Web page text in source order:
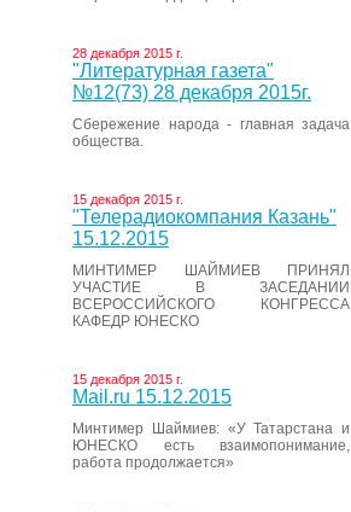
28 декабря 2015 г.
"Литературная газета"
№12(73) 28 декабря 2015г.
Сбережение народа - главная задача
общества.
15 декабря 2015 г.
"Телерадиокомпания Казань"
15.12.2015
МИНТИМЕР ШАЙМИЕВ ПРИНЯЛ
УЧАСТИЕ В ЗАСЕДАНИИ
ВСЕРОССИЙСКОГО КОНГРЕССА
КАФЕДР ЮНЕСКО
15 декабря 2015 г.
Mail.ru 15.12.2015
Минтимер Шаймиев: «У Татарстана и
ЮНЕСКО есть взаимопонимание,
работа продолжается»